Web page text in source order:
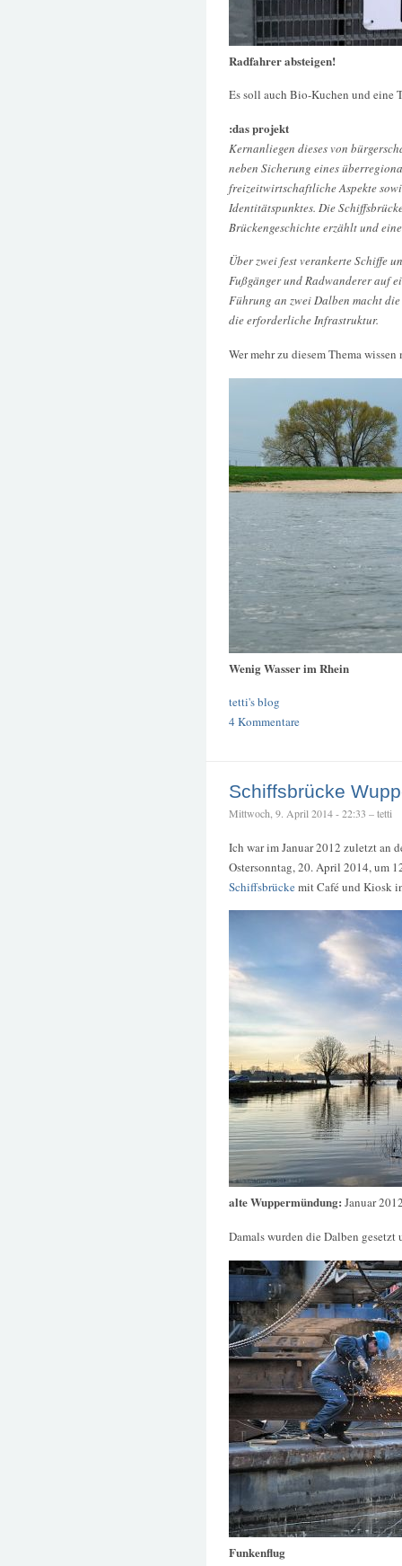
Radfahrer absteigen!
Es soll auch Bio-Kuchen und eine
:das projekt
Kernanliegen dieses von
neben Sicherung eines
freizeitwirtschaftliche Aspekte
Identitätspunktes. Die
Brückengeschichte erzählt und
Über zwei fest verankerte Schiffe
Fußgänger und Radwanderer auf
Führung an zwei Dalben macht
die erforderliche Infrastruktur.
Wer mehr zu diesem Thema
Wenig Wasser im Rhein
tetti's blog
4 Kommentare
Schiffsbrücke
Mittwoch, 9. April 2014 - 22:33 – tetti
Ich war im Januar 2012 zuletzt an
Ostersonntag, 20. April 2014, um
Schiffsbrückemit Café und Kiosk
alte Wuppermündung: Januar
Damals wurden die Dalben gesetzt
Funkenflug